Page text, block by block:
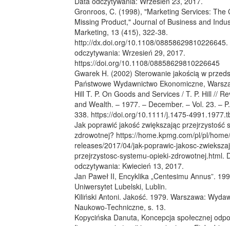
Gronroos, C. (1998), "Marketing Services: The
Missing Product," Journal of Business and
Marketing, 13 (415), 322-38.
http://dx.doi.org/10.1108/08858629810226645.
odczytywania: Wrzesień 29, 2017.
https://doi.org/10.1108/08858629810226645
Gwarek H. (2002) Sterowanie jakością w
Państwowe Wydawnictwo Ekonomiczne,
Hill T. P. On Goods and Services / T. P. Hill //
and Wealth. – 1977. – December. – Vol. 23. –
338. https://doi.org/10.1111/j.1475-
Jak poprawić jakość zwiększając przejrzystość
zdrowotnej? https://home.kpmg.com/pl/pl/
releases/2017/04/jak-poprawic-jakosc-
przejrzystosc-systemu-opieki-zdrowotnej.html.
odczytywania: Kwiecień 13, 2017.
Jan Paweł II, Encyklika „Centesimu Annus”.
Uniwersytet Lubelski, Lublin.
Kiliński Antoni. Jakość. 1979. Warszawa:
Naukowo-Techniczne, s. 13.
Kopycińska Danuta, Koncepcja społecznej